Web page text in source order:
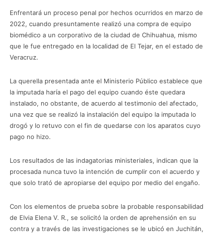
Enfrentará un proceso penal por hechos ocurridos en marzo de
2022, cuando presuntamente realizó una compra de equipo
biomédico a un corporativo de la ciudad de Chihuahua, mismo
que le fue entregado en la localidad de El Tejar, en el estado de
Veracruz.
La querella presentada ante el Ministerio Público establece que
la imputada haría el pago del equipo cuando éste quedara
instalado, no obstante, de acuerdo al testimonio del afectado,
una vez que se realizó la instalación del equipo la imputada lo
drogó y lo retuvo con el fin de quedarse con los aparatos cuyo
pago no hizo.
Los resultados de las indagatorias ministeriales, indican que la
procesada nunca tuvo la intención de cumplir con el acuerdo y
que solo trató de apropiarse del equipo por medio del engaño.
Con los elementos de prueba sobre la probable responsabilidad
de Elvia Elena V. R., se solicitó la orden de aprehensión en su
contra y a través de las investigaciones se le ubicó en Juchitán,